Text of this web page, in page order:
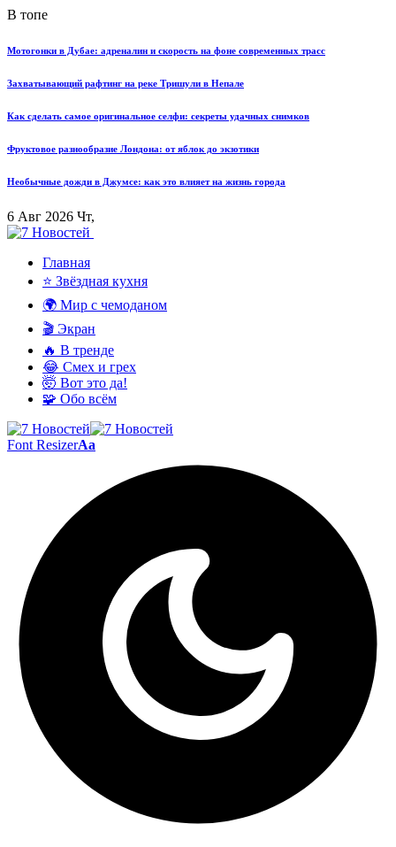
В топе
Мотогонки в Дубае: адреналин и скорость на фоне современных трасс
Захватывающий рафтинг на реке Тришули в Непале
Как сделать самое оригинальное селфи: секреты удачных снимков
Фруктовое разнообразие Лондона: от яблок до экзотики
Необычные дожди в Джумсе: как это влияет на жизнь города
6 Авг 2026 Чт,
Главная
⭐ Звёздная кухня
🌍 Мир с чемоданом
🎬 Экран
🔥 В тренде
😂 Смех и грех
🤯 Вот это да!
🧩 Обо всём
Font ResizerAa